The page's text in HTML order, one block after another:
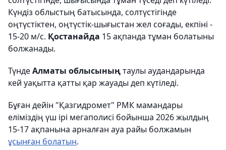
Күндіз облыстың батысында, солтүстігінде
оңтүстіктен, оңтүстік-шығыстан жел соғады, екпіні -
15-20 м/с. Қостанайда 15 ақпанда тұман болатыны
болжанады.
ТүндеАлматы облысыныңтаулы аудандарында
кей уақытта қатты қар жауады деп күтіледі.
Бұған дейін "Қазгидромет" РМК мамандары
еліміздің үш ірі мегаполисі бойынша 2026 жылдың
15-17 ақпанына арналған ауа райы болжамын
ұсынған болатын.